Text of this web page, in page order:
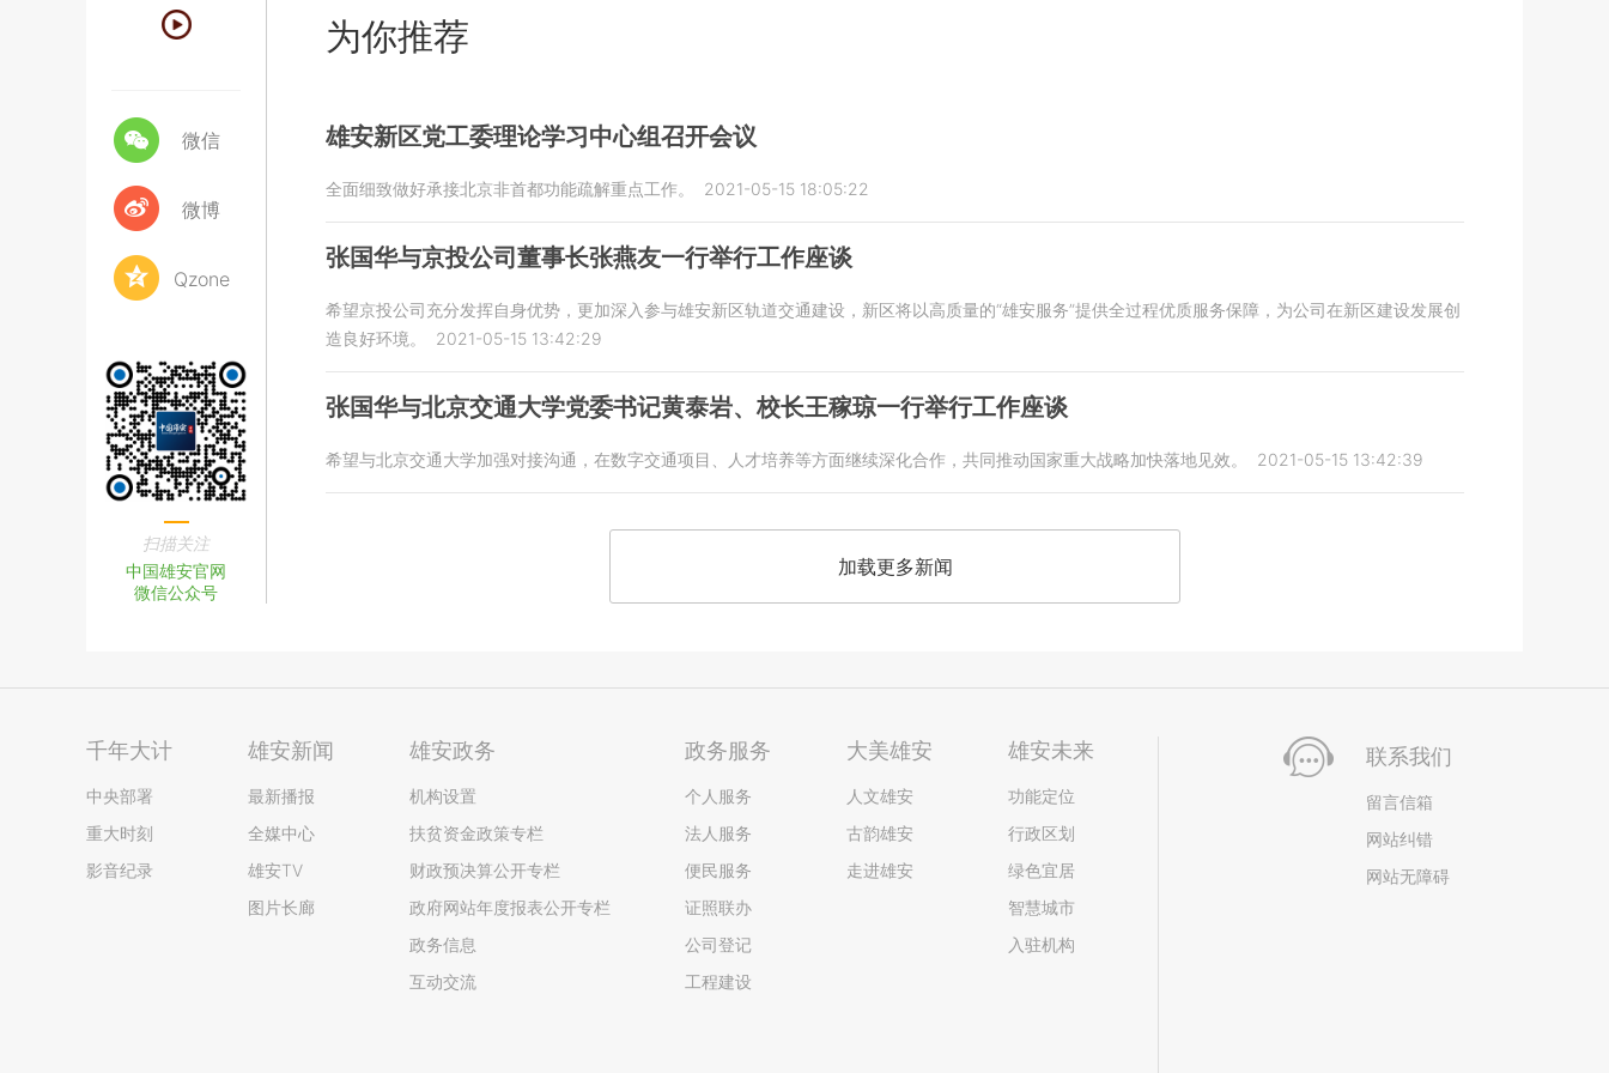
微信
微博
Qzone
扫描关注
中国雄安官网
微信公众号
为你推荐
雄安新区党工委理论学习中心组召开会议
全面细致做好承接北京非首都功能疏解重点工作。 2021-05-15 18:05:22
张国华与京投公司董事长张燕友一行举行工作座谈
希望京投公司充分发挥自身优势，更加深入参与雄安新区轨道交通建设，新区将以高质量的“雄安服务”提供全过程优质服务保障，为公司在新区建设发展创
造良好环境。
2021-05-15 13:42:29
张国华与北京交通大学党委书记黄泰岩、校长王稼琼一行举行工作座谈
希望与北京交通大学加强对接沟通，在数字交通项目、人才培养等方面继续深化合作，共同推动国家重大战略加快落地见效。 2021-05-15 13:42:39
加载更多新闻
千年大计
中央部署
重大时刻
影音纪录
雄安新闻
最新播报
全媒中心
雄安TV
图片长廊
雄安政务
机构设置
扶贫资金政策专栏
财政预决算公开专栏
政府网站年度报表公开专栏
政务信息
互动交流
政务服务
个人服务
法人服务
便民服务
证照联办
公司登记
工程建设
大美雄安
人文雄安
古韵雄安
走进雄安
雄安未来
功能定位
行政区划
绿色宜居
智慧城市
入驻机构
联系我们
留言信箱
网站纠错
网站无障碍